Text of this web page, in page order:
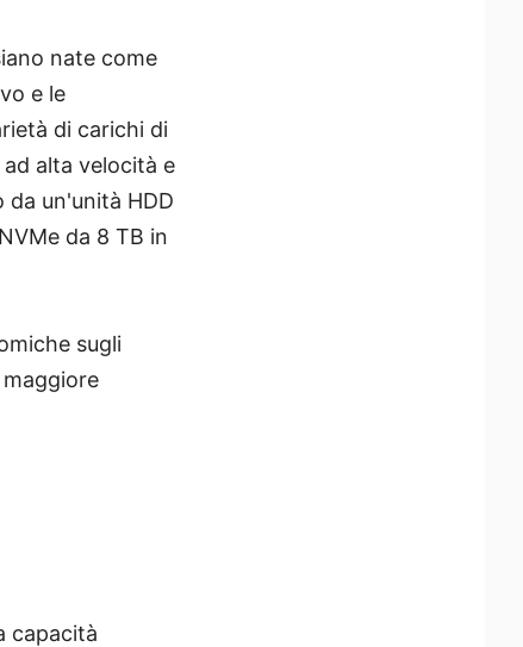
nate come
e le
di carichi di
alta velocità e
da un'unità HDD
da 8 TB in
sugli
capacità